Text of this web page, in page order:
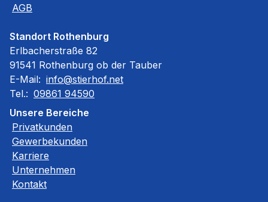
AGB
Standort Rothenburg
Erlbacherstraße 82
91541 Rothenburg ob der Tauber
E-Mail: info@stierhof.net
Tel.: 09861 94590
Unsere Bereiche
Privatkunden
Gewerbekunden
Karriere
Unternehmen
Kontakt